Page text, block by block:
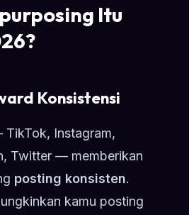
Itu
Konsistensi
Instagram,
Twitter — memberikan
posting konsisten.
kamu posting